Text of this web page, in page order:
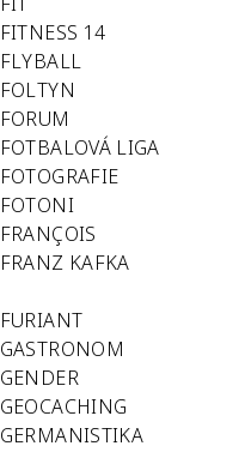
FITNESS 14
FLYBALL
FOLTYN
FORUM
FOTBALOVÁ LIGA
FOTOGRAFIE
FOTONI
FRANÇOIS
FRANZ KAFKA
FURIANT
GASTRONOM
GENDER
GEOCACHING
GERMANISTIKA